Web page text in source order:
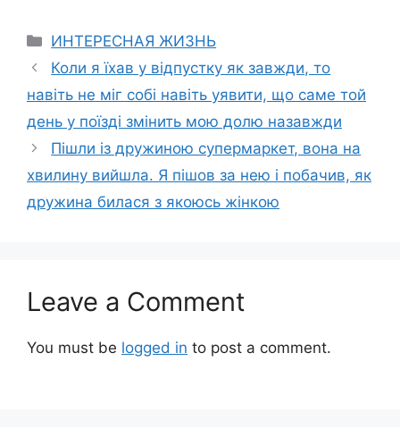
Categories
ИНТЕРЕСНАЯ ЖИЗНЬ
Коли я їхав у відпустку як завжди, то
навіть не міг собі навіть уявити, що саме той
день у поїзді змінить мою долю назавжди
Пішли із дружиною супермаркет, вона на
хвилину вийшла. Я пішов за нею і побачив, як
дружина билася з якоюсь жінкою
Leave a Comment
You must be logged in to post a comment.